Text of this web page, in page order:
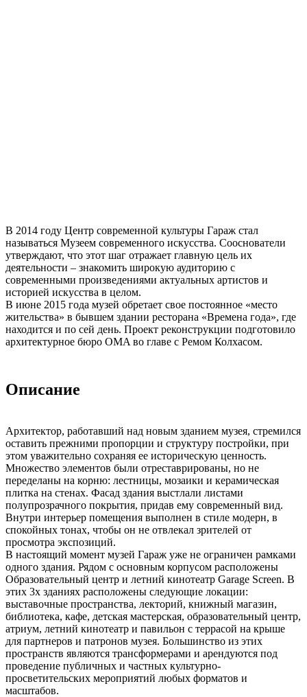
В 2014 году Центр современной культуры Гараж стал
называться Музеем современного искусства. Сооснователи
утверждают, что этот шаг отражает главную цель их
деятельности – знакомить широкую аудиторию с
современными произведениями актуальных артистов и
историей искусства в целом.
В июне 2015 года музей обретает свое постоянное «место
жительства» в бывшем здании ресторана «Времена года», где
находится и по сей день. Проект реконструкции подготовило
архитектурное бюро OMA во главе с Ремом Колхасом.
Описание
Архитектор, работавший над новым зданием музея, стремился
оставить прежними пропорции и структуру постройки, при
этом уважительно сохраняя ее историческую ценность.
Множество элементов были отреставрированы, но не
переделаны на корню: лестницы, мозаики и керамическая
плитка на стенах. Фасад здания выстлали листами
полупрозрачного покрытия, придав ему современный вид.
Внутри интерьер помещения выполнен в стиле модерн, в
спокойных тонах, чтобы он не отвлекал зрителей от
просмотра экспозиций.
В настоящий момент музей Гараж уже не ограничен рамками
одного здания. Рядом с основным корпусом расположены
Образовательный центр и летний кинотеатр Garage Screen. В
этих 3х зданиях расположены следующие локации:
выставочные пространства, лекторий, книжный магазин,
библиотека, кафе, детская мастерская, образовательный центр,
атриум, летний кинотеатр и павильон с террасой на крыше
для партнеров и патронов музея. Большинство из этих
пространств являются трансформерами и арендуются под
проведение публичных и частных культурно-
просветительских мероприятий любых форматов и
масштабов.